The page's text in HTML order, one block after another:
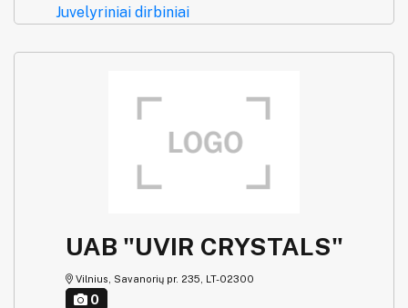
Juvelyriniai dirbiniai
UAB "UVIR CRYSTALS"
Vilnius, Savanorių pr. 235, LT-02300
0